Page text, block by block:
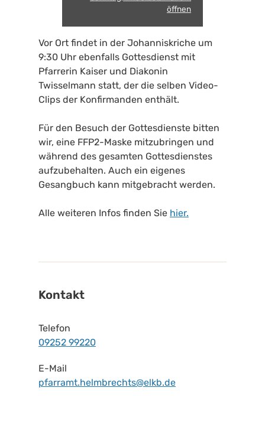
öffnen
Vor Ort findet in der Johanniskriche um
9:30 Uhr ebenfalls Gottesdienst mit
Pfarrerin Kaiser und Diakonin
Twisselmann statt, der die selben Video-
Clips der Konfirmanden enthält.
Für den Besuch der Gottesdienste bitten
wir, eine FFP2-Maske mitzubringen und
während des gesamten Gottesdienstes
aufzubehalten. Auch ein eigenes
Gesangbuch kann mitgebracht werden.
Alle weiteren Infos finden Sie hier.
Kontakt
Telefon
09252 99220
E-Mail
pfarramt.helmbrechts@elkb.de